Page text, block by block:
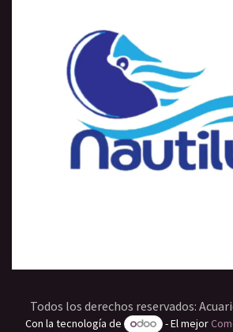
Todos los derechos reservados:
Con la tecnología de - El mejor